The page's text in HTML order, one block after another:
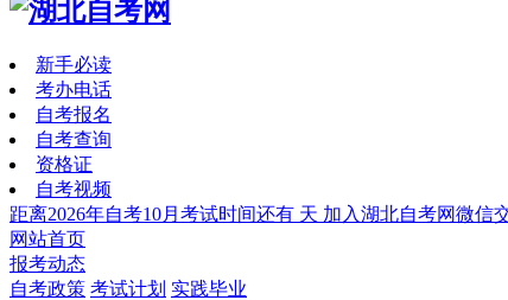
新手必读
考办电话
自考报名
自考查询
资格证
自考视频
距离2026年自考10月考试时间还有 天 加入湖北自考网微信
网站首页
报考动态
自考政策 考试计划 实践毕业